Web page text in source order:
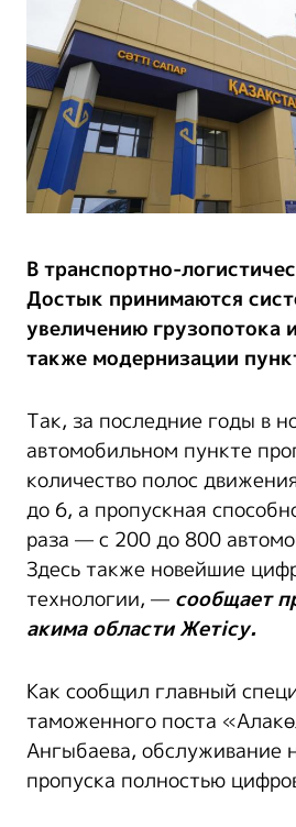
В транспортно-
Достык принимаются
увеличению грузопотока
также модернизации
Так, за последние годы в
автомобильном пункте
количество полос
до 6, а пропускная
раза — с 200 до 800
Здесь также новейшие
технологии, — сообщает
акима области Жетісу.
Как сообщил главный
таможенного поста
Ангыбаева, обслуживание
пропуска полностью